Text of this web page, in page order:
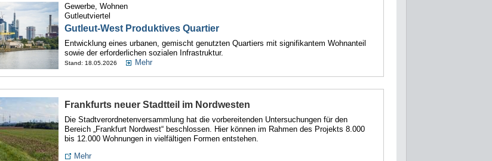
Gewerbe, Wohnen
Gutleutviertel
Gutleut-West Produktives Quartier
Entwicklung eines urbanen, gemischt genutzten Quartiers mit signifikantem Wohnanteil
sowie der erforderlichen sozialen Infrastruktur.
Stand: 18.05.2026 Mehr
Frankfurts neuer Stadtteil im Nordwesten
Die Stadtverordnetenversammlung hat die vorbereitenden Untersuchungen für den
Bereich „Frankfurt Nordwest“ beschlossen. Hier können im Rahmen des Projekts 8.000
bis 12.000 Wohnungen in vielfältigen Formen entstehen.
Mehr